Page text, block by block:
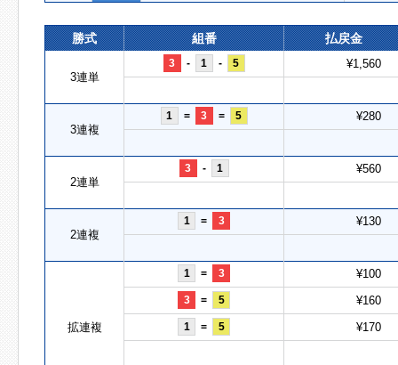
勝式 組番 払戻金
3連単
3 - 1 - 5 ¥1,560
3連複
1 = 3 = 5 ¥280
2連単
3 - 1 ¥560
2連複
1 = 3 ¥130
拡連複
1 = 3 ¥100
3 = 5 ¥160
1 = 5 ¥170